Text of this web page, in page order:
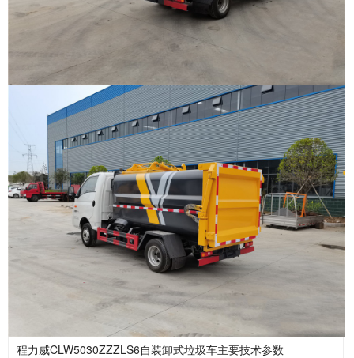
程力威CLW5030ZZZLS6自装卸式垃圾车主要技术参数